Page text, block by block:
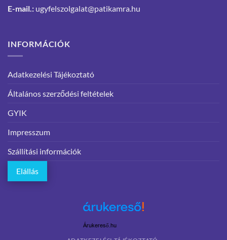
E-mail.: ugyfelszolgalat@patikamra.hu
INFORMÁCIÓK
Adatkezelési Tájékoztató
Általános szerződési feltételek
GYIK
Impresszum
Szállítási információk
Elállás
Árukereső.hu